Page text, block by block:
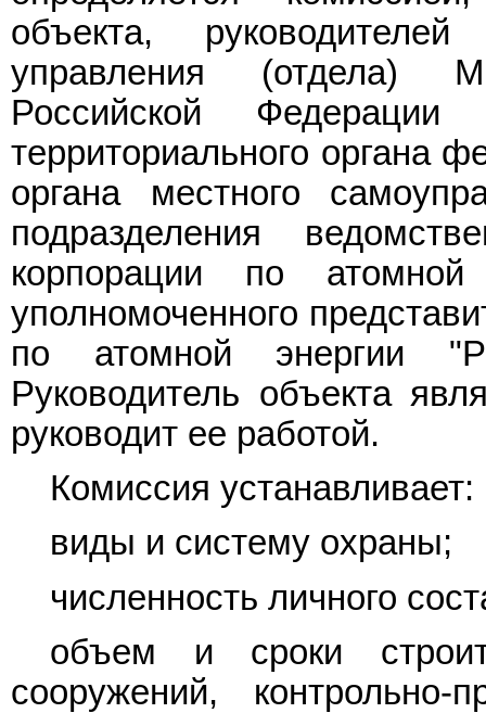
объекта, руководителей
управления (отдела)
Российской
территориального органа
органа местного
подразделения
корпорации по
уполномоченного
по атомной энергии
Руководитель объекта
руководит ее работой.
Комиссия устанавливает:
виды и систему охраны;
численность личного
объем и сроки
сооружений, контрольно-